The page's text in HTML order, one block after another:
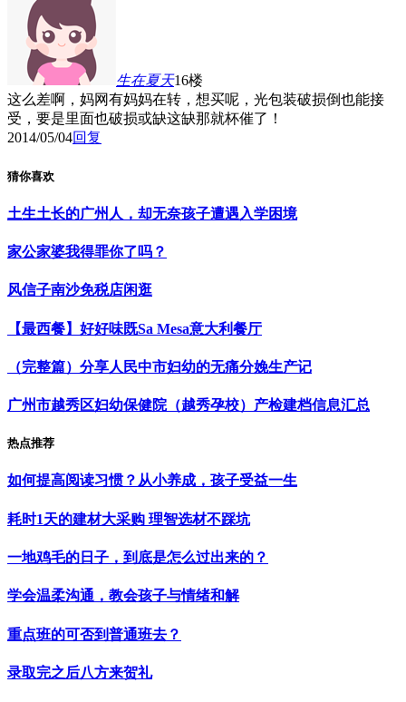
生在夏天16楼
这么差啊，妈网有妈妈在转，想买呢，光包装破损倒也能接
受，要是里面也破损或缺这缺那就杯催了！
2014/05/04回复
猜你喜欢
土生土长的广州人，却无奈孩子遭遇入学困境
家公家婆我得罪你了吗？
风信子南沙免税店闲逛
【最西餐】好好味既Sa Mesa意大利餐厅
（完整篇）分享人民中市妇幼的无痛分娩生产记
广州市越秀区妇幼保健院（越秀孕校）产检建档信息汇总
热点推荐
如何提高阅读习惯？从小养成，孩子受益一生
耗时1天的建材大采购 理智选材不踩坑
一地鸡毛的日子，到底是怎么过出来的？
学会温柔沟通，教会孩子与情绪和解
重点班的可否到普通班去？
录取完之后八方来贺礼